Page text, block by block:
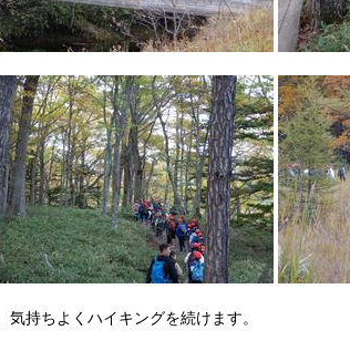
持ちよくハイキングを続けます。